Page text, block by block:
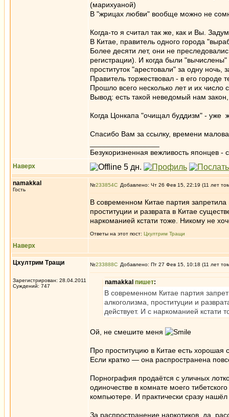
(марихуаной)
В "жрицах любви" вообще можно не
Когда-то я считал так же, как и Вы.
В Китае, правитель одного города
Более десяти лет, они не
регистрации). И когда были
проституток "арестовали" за одну
Правитель торжествовал - в его городе
Прошло всего несколько лет и их
Вывод: есть такой неведомый нам
Когда Цонкапа "очищал буддизм" - уже
Спасибо Вам за ссылку, времени
Безукоризненная вежливость японцев -
Наверх
namakkal
Гость
№233854 Добавлено: Чт 26 Фев 15, 22:19 (11 лет
В современном Китае партия
проституции и разврата в Китае
наркоманией кстати тоже. Никому не
Ответы на этот пост: Цхултрим Тращи
Наверх
Цхултрим Тращи
Зарегистрирован: 28.04.2011
Суждений: 747
№233888 Добавлено: Пт 27 Фев 15, 10:18 (11 лет
namakkal пишет:
В современном Китае партия
алкоголизма, проституции и
действует. И с наркоманией кстати
Ой, не смешите меня
Про проституцию в Китае есть хорошая
Если кратко — она распространена
Порнография продаётся с уличных
одиночестве в комнате моего
компьютере. И практически сразу
За распространение наркотиков, да,